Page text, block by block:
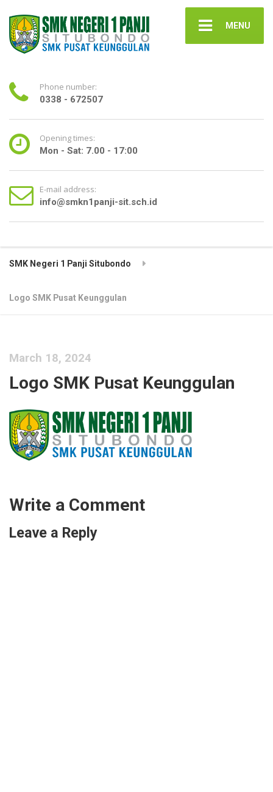
MENU
Phone number:
0338 - 672507
Opening times:
Mon - Sat: 7.00 - 17:00
E-mail address:
info@smkn1panji-sit.sch.id
SMK Negeri 1 Panji Situbondo
Logo SMK Pusat Keunggulan
March 18, 2024
Logo SMK Pusat Keunggulan
Write a Comment
Leave a Reply